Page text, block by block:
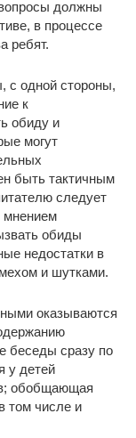
должны
в процессе
ребят.
с одной стороны,
к
обиду и
могут
быть тактичным
следует
мнением
обиды
недостатки в
и шутками.
оказываются
беседы сразу по
у детей
обобщающая
том числе и